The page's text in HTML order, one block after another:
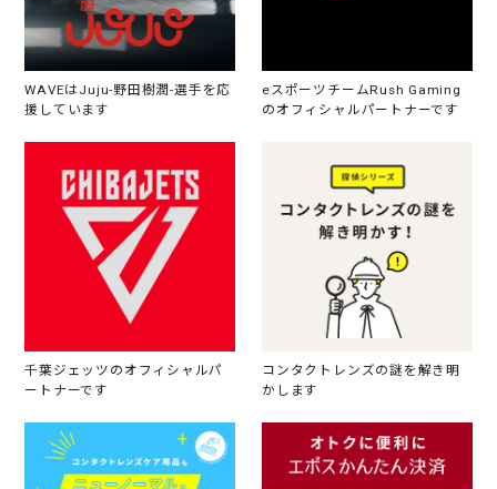
WAVEはJuju-野田樹潤-選手を応
援しています
eスポーツチームRush Gaming
のオフィシャルパートナーです
千葉ジェッツのオフィシャルパ
ートナーです
コンタクトレンズの謎を解き明
かします